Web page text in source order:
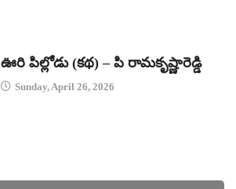
ఊరి పిల్లోడు (కథ) – పి రామకృష్ణారెడ్డి
Sunday, April 26, 2026